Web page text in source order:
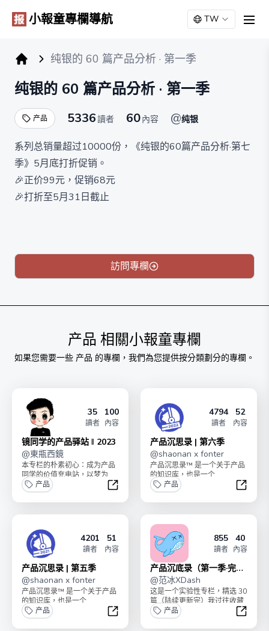
小報童專欄導航 TW
纯银的 60 篇产品分析 · 第一季
纯银的 60 篇产品分析 · 第一季
产品 5336讀者 60內容 @纯银
系列总销量超过10000份，《纯银的60篇产品分析·第七
季》5月底打折促销。
🎉正价99元，促销68元
🎉打折至5月31日截止
訪問專欄
产品 相關小報童專欄
如果您需要一些 产品 的專欄，我們為您提供按分類劃分的專欄。
35
讀者
100
內容
镜同学的产品驿站 ‖ 2023
@東甁西鏡
本专栏的朴素初心：成为产品
同学的价值充电站，以梦为
马，长期助力，帮你驶达理想
的产品彼岸。本专栏购买永...
产品
镜同学的产品驿站 ‖ 2023
4794
讀者
52
內容
产品沉思录 | 第六季
@shaonan x fonter
产品沉思录™ 是一个关于产品
的知识库，也是一个
Newsletter （邮件组），始于
2017 年...
产品
产品
4201
讀者
51
內容
产品沉思录 | 第五季
@shaonan x fonter
产品沉思录™ 是一个关于产品
的知识库，也是一个
Newsletter （邮件组），始于
2017 年...
产品
产品沉思录 | 第五季
855
讀者
40
內容
产品沉底录（第一季·完
结）
@范冰XDash
这是一个实验性专栏，精选 30
篇（陆续更新完）我过往收藏
的【中外明星产品 / 项目 / 公司
的商业...
产品
产品